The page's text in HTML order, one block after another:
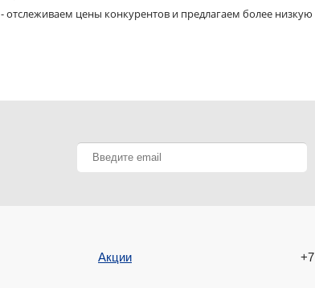
- отслеживаем цены конкурентов и предлагаем более низкую
Акции